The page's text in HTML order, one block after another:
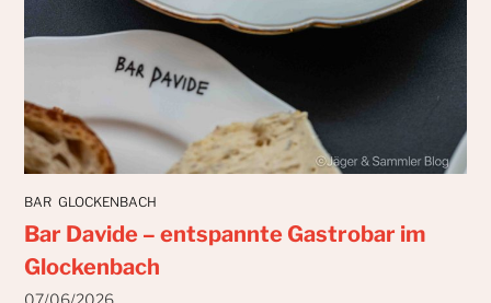
BAR GLOCKENBACH
Bar Davide – entspannte Gastrobar im
Glockenbach
07/06/2026